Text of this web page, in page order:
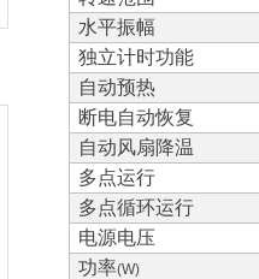
水平振幅
独立计时功能
自动预热
断电自动恢复
自动风扇降温
多点运行
多点循环运行
电源电压
功率(W)